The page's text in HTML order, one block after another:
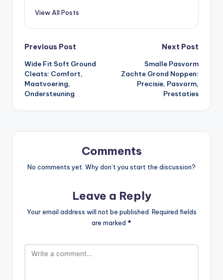
View All Posts
Post
navigation
Previous Post
Wide Fit Soft Ground
Cleats: Comfort,
Maatvoering,
Ondersteuning
Next Post
Smalle Pasvorm
Zachte Grond Noppen:
Precisie, Pasvorm,
Prestaties
Comments
No comments yet. Why don’t you start the discussion?
Leave a Reply
Your email address will not be published. Required fields
are marked *